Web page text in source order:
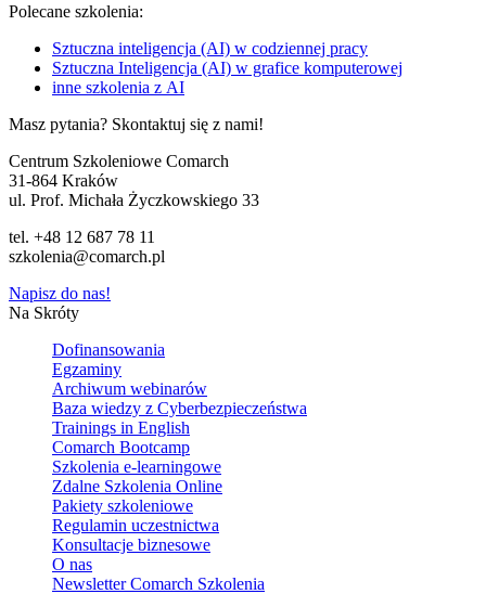
Polecane szkolenia:
Sztuczna inteligencja (AI) w codziennej pracy
Sztuczna Inteligencja (AI) w grafice komputerowej
inne szkolenia z AI
Masz pytania? Skontaktuj się z nami!
Centrum Szkoleniowe Comarch
31-864 Kraków
ul. Prof. Michała Życzkowskiego 33
tel. +48 12 687 78 11
szkolenia@comarch.pl
Napisz do nas!
Na Skróty
Dofinansowania
Egzaminy
Archiwum webinarów
Baza wiedzy z Cyberbezpieczeństwa
Trainings in English
Comarch Bootcamp
Szkolenia e-learningowe
Zdalne Szkolenia Online
Pakiety szkoleniowe
Regulamin uczestnictwa
Konsultacje biznesowe
O nas
Newsletter Comarch Szkolenia